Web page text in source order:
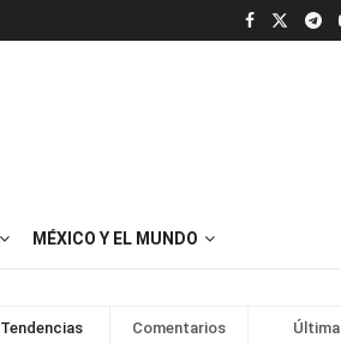
MÉXICO Y EL MUNDO
Tendencias Comentarios Última